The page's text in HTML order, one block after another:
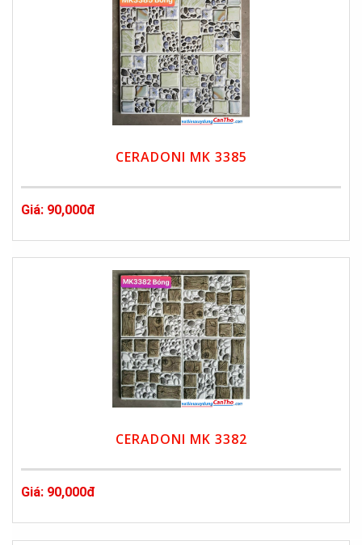
CERADONI MK 3385
Giá: 90,000đ
CERADONI MK 3382
Giá: 90,000đ